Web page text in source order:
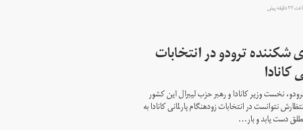
شکننده ترودو در انتخابات
کانادا
نخست وزیر کانادا و رهبر حزب لیبرال این کشور
نتوانست در انتخابات زود‌هنگام پارلمانی کانادا به
دست یابد و بار...